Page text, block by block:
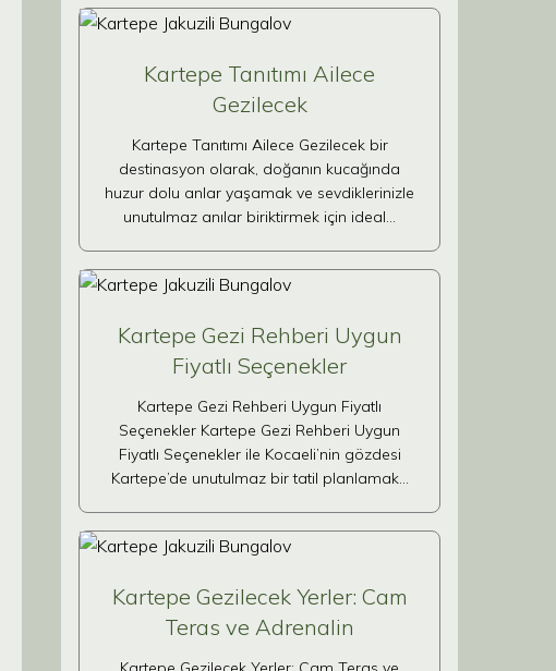
Kartepe Tanıtımı Ailece
Gezilecek
Kartepe Tanıtımı Ailece Gezilecek bir
destinasyon olarak, doğanın kucağında
huzur dolu anlar yaşamak ve sevdiklerinizle
unutulmaz anılar biriktirmek için ideal…
Kartepe Gezi Rehberi Uygun
Fiyatlı Seçenekler
Kartepe Gezi Rehberi Uygun Fiyatlı
Seçenekler Kartepe Gezi Rehberi Uygun
Fiyatlı Seçenekler ile Kocaeli’nin gözdesi
Kartepe’de unutulmaz bir tatil planlamak…
Kartepe Gezilecek Yerler: Cam
Teras ve Adrenalin